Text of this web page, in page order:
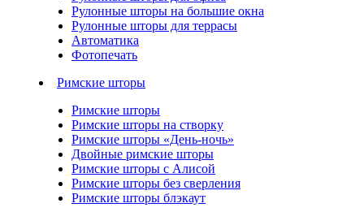
Рулонные шторы на большие окна
Рулонные шторы для террасы
Автоматика
Фотопечать
Римские шторы
Римские шторы
Римские шторы на створку
Римские шторы «День-ночь»
Двойные римские шторы
Римские шторы с Алисой
Римские шторы без сверления
Римские шторы блэкаут